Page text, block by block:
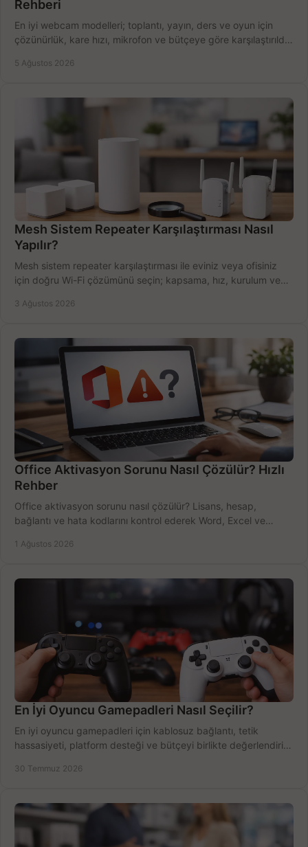
Rehberi
En iyi webcam modelleri; toplantı, yayın, ders ve oyun için
çözünürlük, kare hızı, mikrofon ve bütçeye göre karşılaştırıldı.
5 Ağustos 2026
Mesh Sistem Repeater Karşılaştırması Nasıl
Yapılır?
Mesh sistem repeater karşılaştırması ile eviniz veya ofisiniz
için doğru Wi-Fi çözümünü seçin; kapsama, hız, kurulum ve
3 Ağustos 2026
Office Aktivasyon Sorunu Nasıl Çözülür? Hızlı
Rehber
Office aktivasyon sorunu nasıl çözülür? Lisans, hesap,
bağlantı ve hata kodlarını kontrol ederek Word, Excel ve
1 Ağustos 2026
En İyi Oyuncu Gamepadleri Nasıl Seçilir?
En iyi oyuncu gamepadleri için kablosuz bağlantı, tetik
hassasiyeti, platform desteği ve bütçeyi birlikte değerlendirin;
30 Temmuz 2026